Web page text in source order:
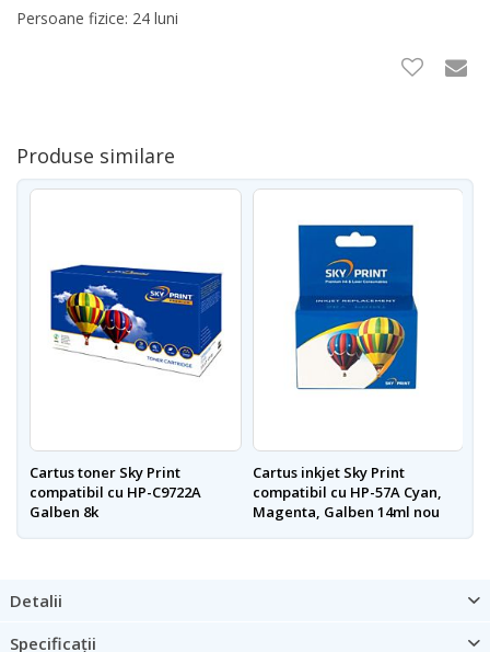
Persoane fizice: 24 luni
Produse similare
Cartus toner Sky Print
compatibil cu HP-C9722A
Galben 8k
Cartus inkjet Sky Print
compatibil cu HP-57A Cyan,
Magenta, Galben 14ml nou
Detalii
Specificații